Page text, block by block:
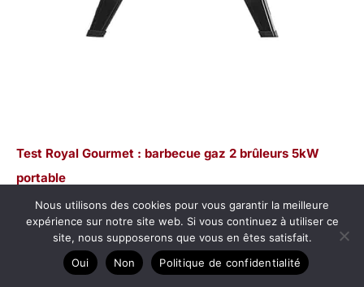
Test Royal Gourmet : barbecue gaz 2 brûleurs 5kW
portable
Nous utilisons des cookies pour vous garantir la meilleure
expérience sur notre site web. Si vous continuez à utiliser ce
site, nous supposerons que vous en êtes satisfait.
Oui
Non Politique de confidentialité